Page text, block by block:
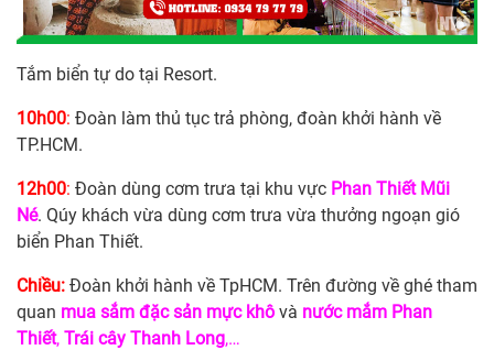
Tắm biển tự do tại Resort.
10h00: Đoàn làm thủ tục trả phòng, đoàn khởi hành về
TP.HCM.
12h00: Đoàn dùng cơm trưa tại khu vực Phan Thiết Mũi
Né. Qúy khách vừa dùng cơm trưa vừa thưởng ngoạn gió
biển Phan Thiết.
Chiều: Đoàn khởi hành về TpHCM. Trên đường về ghé tham
quan mua sắm đặc sản mực khô và nước mắm Phan
Thiết, Trái cây Thanh Long,…